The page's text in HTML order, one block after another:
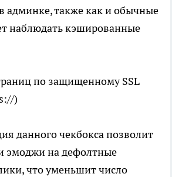
админке, также как и обычные
наблюдать кэшированные
по защищенному SSL
)
данного чекбокса позволит
эмоджи на дефолтные
что уменьшит число